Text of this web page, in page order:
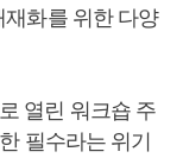
재화를 위한 다양
열린 워크숍 주
필수라는 위기